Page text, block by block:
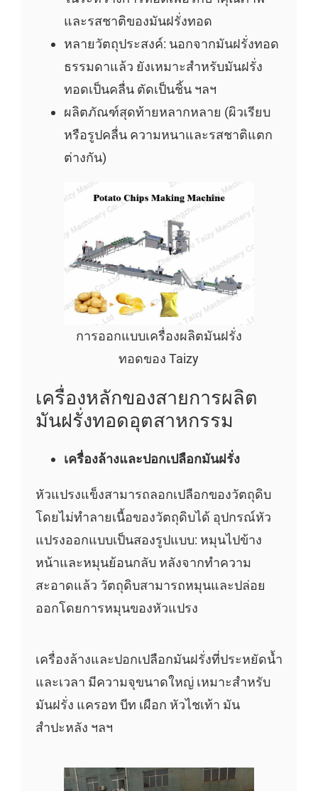
และรสชาติของมันฝรั่งทอด
หลายวัตถุประสงค์: นอกจากมันฝรั่งทอด
ธรรมดาแล้ว ยังเหมาะสำหรับมันฝรั่ง
ทอดเป็นคลื่น ตัดเป็นชิ้น ฯลฯ
ผลิตภัณฑ์สุดท้ายหลากหลาย (ผิวเรียบ
หรือรูปคลื่น ความหนาและรสชาติแตก
ต่างกัน)
การออกแบบเครื่องผลิตมันฝรั่ง
ทอดของ Taizy
เครื่องหลักของสายการผลิต
มันฝรั่งทอดอุตสาหกรรม
เครื่องล้างและปอกเปลือกมันฝรั่ง
หัวแปรงแข็งสามารถลอกเปลือกของวัตถุดิบ
โดยไม่ทำลายเนื้อของวัตถุดิบได้ อุปกรณ์หัว
แปรงออกแบบเป็นสองรูปแบบ: หมุนไปข้าง
หน้าและหมุนย้อนกลับ หลังจากทำความ
สะอาดแล้ว วัตถุดิบสามารถหมุนและปล่อย
ออกโดยการหมุนของหัวแปรง
เครื่องล้างและปอกเปลือกมันฝรั่งที่ประหยัดน้ำ
และเวลา มีความจุขนาดใหญ่ เหมาะสำหรับ
มันฝรั่ง แครอท บีท เผือก หัวไชเท้า มัน
สำปะหลัง ฯลฯ